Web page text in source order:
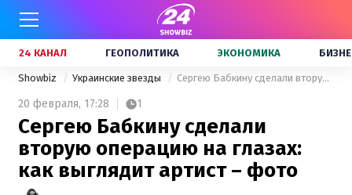
24 КАНАЛ ГЕОПОЛИТИКА ЭКОНОМИКА
Showbiz Украинские звезды Сергею Бабкину сделали вторую операцию на глазах: как выглядит артист – фото
20 февраля, 17:28 1
Сергею Бабкину сделали
вторую операцию на глазах:
как выглядит артист – фото